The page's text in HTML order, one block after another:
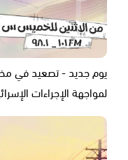
يوم جديد - تصعيد في
لمواجهة الإجراءات